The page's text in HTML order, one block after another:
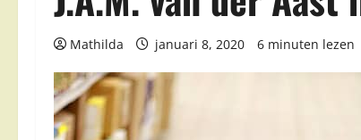
Mathilda januari 8, 2020 6 minuten lezen